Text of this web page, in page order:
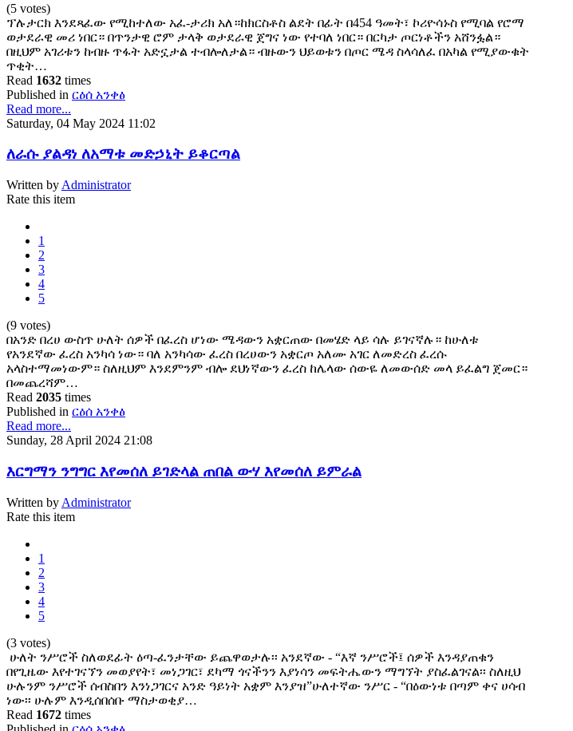
(5 votes)
ፕሉታርክ እንደጻፈው የሚከተለው አፈ-ታሪክ አለ።ከክርስቶስ ልደት በፊት በ454 ዓመት፣ ኮሪዮሳኑስ የሚባል የሮማ
ወታደራዊ መሪ ነበር። በጥንታዊ ሮም ታላቅ ወታደራዊ ጀግና ነው የተባለ ነበር። በርካታ ጦርነቶችን አሸንፏል።
በዚህም አገሪቱን ከብዙ ጥፋት አድኗታል ተብሎለታል። ብዙውን ህይወቱን በጦር ሜዳ ስላሳለፈ በአካል የሚያውቁት
ጥቂት…
Read 1632 times
Published in ርዕሰ አንቀፅ
Read more...
Saturday, 04 May 2024 11:02
ለራሱ ያልዳነ ለአማቱ መድኃኒት ይቆርጣል
Written by Administrator
Rate this item
1
2
3
4
5
(9 votes)
በአንድ በረሀ ውስጥ ሁለት ሰዎች በፈረስ ሆነው ሜዳውን አቋርጠው በመሄድ ላይ ሳሉ ይገናኛሉ። ከሁለቱ
የአንደኛው ፈረስ አንካሳ ነው። ባለ አንካሳው ፈረስ በረሀውን አቋርጦ አለሙ አገር ለመድረስ ፈረሱ
አላስተማመነውም። ስለዚህም እንደምንም ብሎ ደህነኛውን ፈረስ ከሌላው ሰውዬ ለመውሰድ መላ ይፈልግ ጀመር።
በመጨረሻም…
Read 2035 times
Published in ርዕሰ አንቀፅ
Read more...
Sunday, 28 April 2024 21:08
እርግማን ንግግር እየመሰለ ይገድላል ጠበል ውሃ እየመሰለ ይምራል
Written by Administrator
Rate this item
1
2
3
4
5
(3 votes)
ሁለት ንሥሮች ስለወደፊት ዕጣ-ፈንታቸው ይጨዋወታሉ፡፡ አንደኛው - “እኛ ንሥሮች፤ ሰዎች እንዳያጠቁን
በየጊዜው እየተገናኘን መወያየት፣ መነጋገር፣ ደካማ ጎናችንን እያነሳን መፍትሔውን ማግኘት ያስፈልገናል፡፡ ስለዚህ
ሁሉንም ንሥሮች ሰብስበን እንነጋገርና አንድ ዓይነት አቋም እንያዝ”ሁለተኛው ንሥር - “በዕውነቱ በጣም ቀና ሀሳብ
ነው፡፡ ሁሉም እንዲሰበሰቡ ማስታወቂያ…
Read 1672 times